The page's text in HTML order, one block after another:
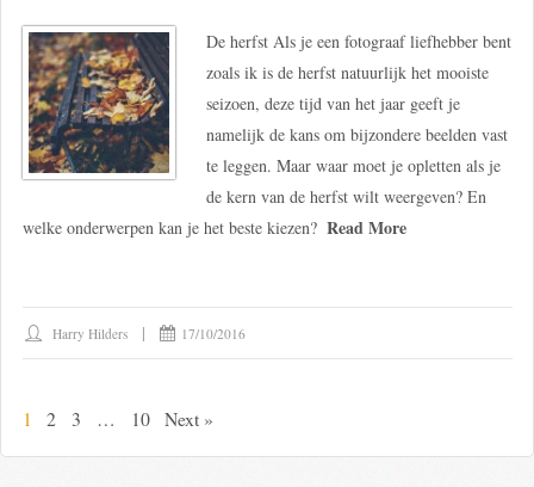
De herfst Als je een fotograaf liefhebber bent
zoals ik is de herfst natuurlijk het mooiste
seizoen, deze tijd van het jaar geeft je
namelijk de kans om bijzondere beelden vast
te leggen. Maar waar moet je opletten als je
de kern van de herfst wilt weergeven? En
welke onderwerpen kan je het beste kiezen? Read More
Harry Hilders 17/10/2016
1 2 3 … 10 Next »